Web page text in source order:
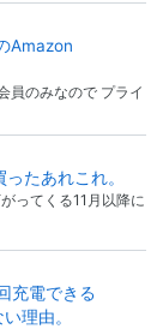
Amazon
のみなので プライ
たあれこれ。
ってくる11月以降に
充電できる
理由。